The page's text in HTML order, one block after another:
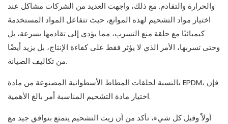
والحرارة والتقادم. مع ذلك، واجهت العديد من الشركات مشاكل عند
اختيار مواد التشحيم لهذه الموانع، حيث تتفاعل المواد المستخدمة
كيميائيًا مع حلقة منع التسرب، مما يؤدي إلى تقادمها بسرعة، بل
وحتى تسربها، الأمر الذي لا يؤثر فقط على كفاءة الإنتاج، بل يزيد أيضًا
من تكاليف الصيانة.
بالنسبة لحلقات المطاط الأسطوانية المصنوعة من مادة EPDM، فإن
اختيار مادة التشحيم المناسبة أمر بالغ الأهمية.
أولاً وقبل كل شيء، تأكد من أن زيت التشحيم يتمتع بتوافق جيد مع